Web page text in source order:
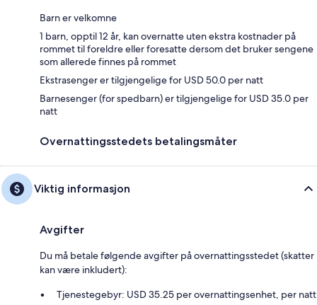
Barn er velkomne
1 barn, opptil 12 år, kan overnatte uten ekstra kostnader på
rommet til foreldre eller foresatte dersom det bruker sengene
som allerede finnes på rommet
Ekstrasenger er tilgjengelige for USD 50.0 per natt
Barnesenger (for spedbarn) er tilgjengelige for USD 35.0 per
natt
Overnattingsstedets betalingsmåter
Viktig informasjon
Avgifter
Du må betale følgende avgifter på overnattingsstedet (skatter
kan være inkludert):
Tjenestegebyr: USD 35.25 per overnattingsenhet, per natt